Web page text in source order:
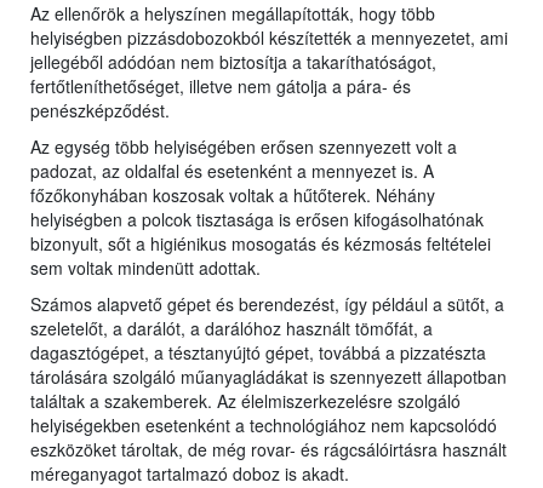
Az ellenőrök a helyszínen megállapították, hogy több
helyiségben pizzásdobozokból készítették a mennyezetet, ami
jellegéből adódóan nem biztosítja a takaríthatóságot,
fertőtleníthetőséget, illetve nem gátolja a pára- és
penészképződést.
Az egység több helyiségében erősen szennyezett volt a
padozat, az oldalfal és esetenként a mennyezet is. A
főzőkonyhában koszosak voltak a hűtőterek. Néhány
helyiségben a polcok tisztasága is erősen kifogásolhatónak
bizonyult, sőt a higiénikus mosogatás és kézmosás feltételei
sem voltak mindenütt adottak.
Számos alapvető gépet és berendezést, így például a sütőt, a
szeletelőt, a darálót, a darálóhoz használt tömőfát, a
dagasztógépet, a tésztanyújtó gépet, továbbá a pizzatészta
tárolására szolgáló műanyagládákat is szennyezett állapotban
találtak a szakemberek. Az élelmiszerkezelésre szolgáló
helyiségekben esetenként a technológiához nem kapcsolódó
eszközöket tároltak, de még rovar- és rágcsálóirtásra használt
méreganyagot tartalmazó doboz is akadt.